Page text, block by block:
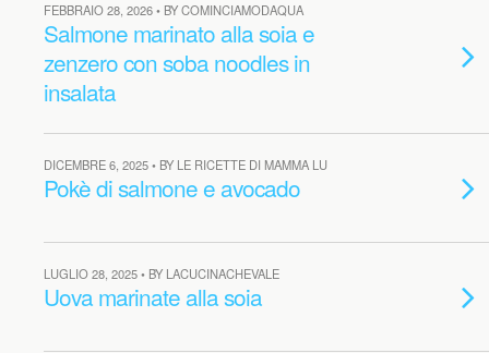
FEBBRAIO 28, 2026 • BY COMINCIAMODAQUA
Salmone marinato alla soia e
zenzero con soba noodles in
insalata
DICEMBRE 6, 2025 • BY LE RICETTE DI MAMMA LU
Pokè di salmone e avocado
LUGLIO 28, 2025 • BY LACUCINACHEVALE
Uova marinate alla soia